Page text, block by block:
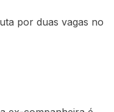
por duas vagas no